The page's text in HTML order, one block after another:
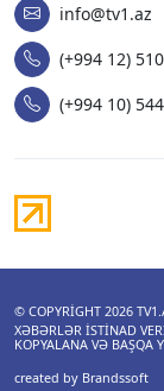
info@tv1.az
(+994 12)
(+994 10)
© COPYRIGHT 2026
XƏBƏRLƏR ISTINAD
KOPYALANA VƏ BAŞQA
created by Brandssoft